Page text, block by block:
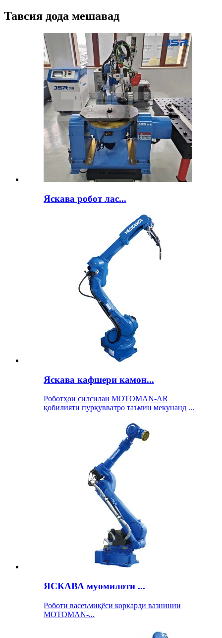
Тавсия дода мешавад
Яскава робот лас...
Яскава кафшери камон...
Роботҳои силсилаи MOTOMAN-AR
қобилияти пурқувватро таъмин мекунанд ...
ЯСКАВА муомилоти ...
Роботи васеъмиқёси коркарди вазнинии
MOTOMAN-...